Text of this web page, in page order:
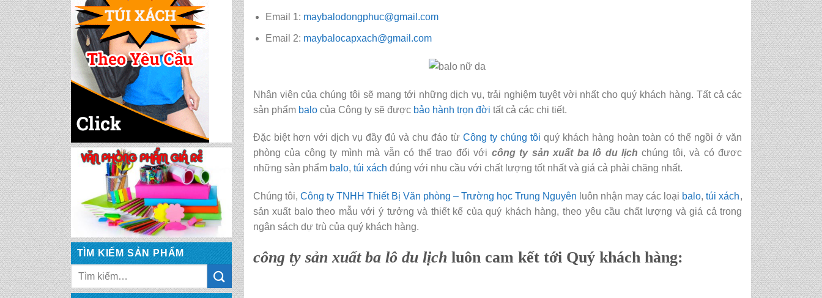
TÌM KIẾM SẢN PHẨM
CẶP HỌC SINH MS:
CẶP HỌC SINH MS:
TN 5015
CẶP HỌC SINH MS:
TN 5014
CẶP HỌC SINH MS:
TN 5013
Email 1: maybalodongphuc@gmail.com
Email 2: maybalocapxach@gmail.com
Nhân viên của chúng tôi sẽ mang tới những dịch vụ, trải nghiệm tuyệt vời nhất cho quý khách hàng. Tất cả các
sản phẩm balocủa Công ty sẽ được bảo hành trọn đời tất cả các chi tiết.
Đặc biệt hơn với dịch vụ đầy đủ và chu đáo từCông ty chúng tôi quý khách hàng hoàn toàn có thể ngồi ở văn
phòng của công ty mình mà vẫn có thể trao đổi với công ty sản xuất ba lô du lịch chúng tôi, và có được
những sản phẩm balo, túi xách đúng với nhu cầu với chất lượng tốt nhất và giá cả phải chăng nhất.
Chúng tôi, Công ty TNHH Thiết Bị Văn phòng – Trường học Trung Nguyên luôn nhận may các loại balo,túi xách,
sản xuất balo theo mẫu với ý tưởng và thiết kế của quý khách hàng, theo yêu cầu chất lượng và giá cả trong
ngân sách dự trù của quý khách hàng.
công ty sản xuất ba lô du lịch luôn cam kết tới Quý khách hàng: